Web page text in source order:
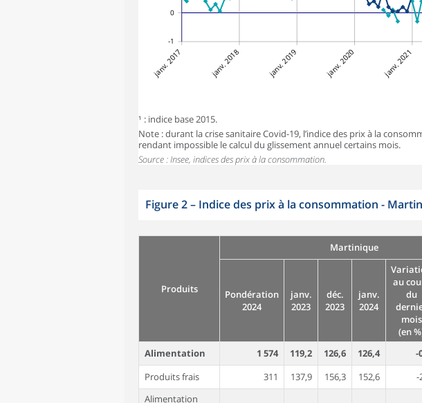
0
-1
janv. 2017 janv. 2018 janv. 2019 janv. 2020 janv. 2021
¹ : indice base 2015.
Note : durant la crise sanitaire Covid-19, l’indice des prix à la
rendant impossible le calcul du glissement annuel certains mois.
Source : Insee, indices des prix à la consommation.
Figure 2– Indice des prix à la consommation -
Produits
Martinique
Pondération
2024
janv.
2023
déc.
2023
janv.
2024
au
du
mois
(en
Alimentation
1 574 119,2 126,6 126,4 -
Produits frais
311 137,9 156,3 152,6 -
Alimentation